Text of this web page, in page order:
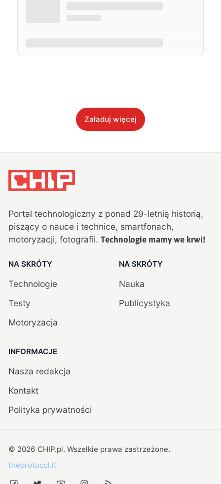
Załaduj więcej
Portal technologiczny z ponad 29-letnią historią,
piszący o nauce i technice, smartfonach,
motoryzacji, fotografii. Technologie mamy we krwi!
NA SKRÓTY
Technologie
Testy
Motoryzacja
NA SKRÓTY
Nauka
Publicystyka
INFORMACJE
Nasza redakcja
Kontakt
Polityka prywatności
© 2026 CHIP.pl. Wszelkie prawa zastrzeżone.
theprotocol.it